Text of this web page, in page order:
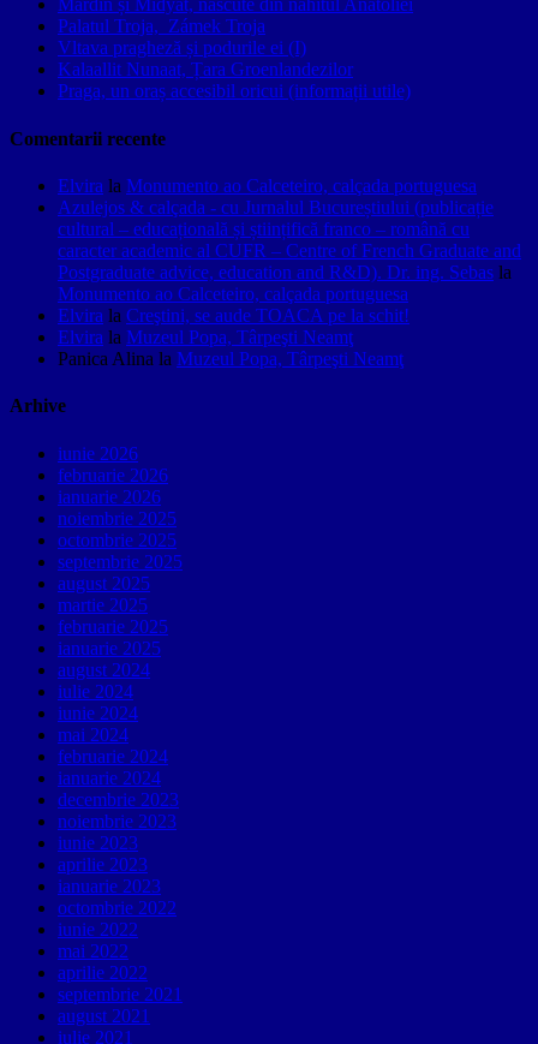
Mardin și Midyat, născute din nahitul Anatoliei
Palatul Troja, Zámek Troja
Vltava pragheză și podurile ei (I)
Kalaallit Nunaat, Țara Groenlandezilor
Praga, un oraș accesibil oricui (informații utile)
Comentarii recente
Elvira la Monumento ao Calceteiro, calçada portuguesa
Azulejos & calçada - cu Jurnalul Bucureștiului (publicație
cultural – educațională și științifică franco – română cu
caracter academic al CUFR – Centre of French Graduate and
Postgraduate advice, education and R&D). Dr. ing. Sebas la
Monumento ao Calceteiro, calçada portuguesa
Elvira la Creştini, se aude TOACA pe la schit!
Elvira la Muzeul Popa, Târpeşti Neamţ
Panica Alina la Muzeul Popa, Târpeşti Neamţ
Arhive
iunie 2026
februarie 2026
ianuarie 2026
noiembrie 2025
octombrie 2025
septembrie 2025
august 2025
martie 2025
februarie 2025
ianuarie 2025
august 2024
iulie 2024
iunie 2024
mai 2024
februarie 2024
ianuarie 2024
decembrie 2023
noiembrie 2023
iunie 2023
aprilie 2023
ianuarie 2023
octombrie 2022
iunie 2022
mai 2022
aprilie 2022
septembrie 2021
august 2021
iulie 2021